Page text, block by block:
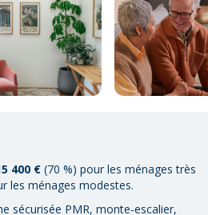
400 €(70 %) pour les ménages très
les ménages modestes.
sécurisée PMR, monte-escalier,